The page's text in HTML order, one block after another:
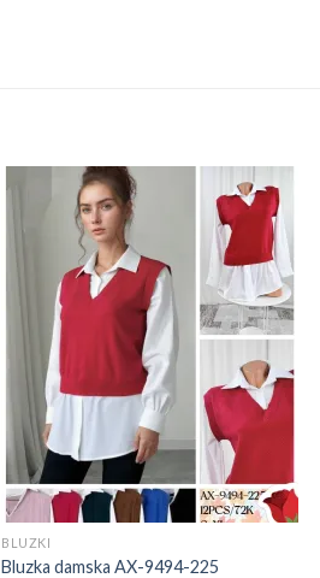
BLUZKI
Bluzka damska AX-9494-225